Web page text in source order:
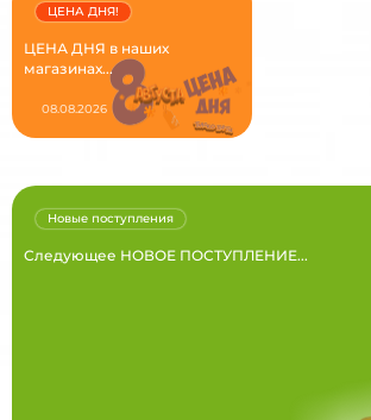
ЦЕНА ДНЯ в наших
магазинах...
ЦЕНА ДНЯ!
08.08.2026
Следующее НОВОЕ ПОСТУПЛЕНИЕ...
Новые поступления